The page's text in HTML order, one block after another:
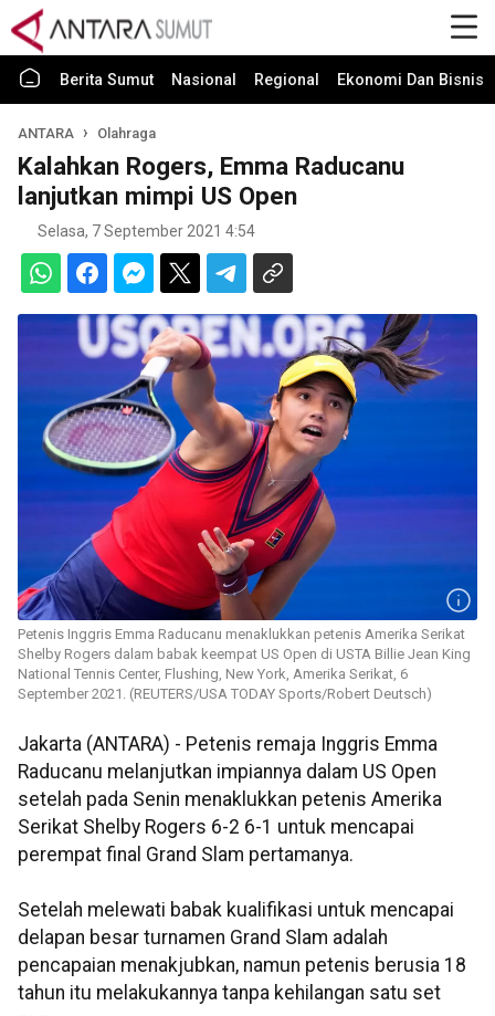
Berita Sumut Nasional Regional Ekonomi Dan Bisnis
ANTARA Olahraga
Kalahkan Rogers, Emma Raducanu
lanjutkan mimpi US Open
Selasa, 7 September 2021 4:54
Petenis Inggris Emma Raducanu menaklukkan petenis Amerika Serikat
Shelby Rogers dalam babak keempat US Open di USTA Billie Jean King
National Tennis Center, Flushing, New York, Amerika Serikat, 6
September 2021. (REUTERS/USA TODAY Sports/Robert Deutsch)
Jakarta (ANTARA) - Petenis remaja Inggris Emma
Raducanu melanjutkan impiannya dalam US Open
setelah pada Senin menaklukkan petenis Amerika
Serikat Shelby Rogers 6-2 6-1 untuk mencapai
perempat final Grand Slam pertamanya.
Setelah melewati babak kualifikasi untuk mencapai
delapan besar turnamen Grand Slam adalah
pencapaian menakjubkan, namun petenis berusia 18
tahun itu melakukannya tanpa kehilangan satu set